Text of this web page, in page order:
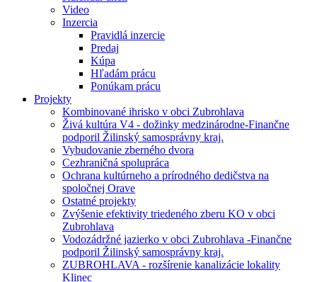
Video
Inzercia
Pravidlá inzercie
Predaj
Kúpa
Hľadám prácu
Ponúkam prácu
Projekty
Kombinované ihrisko v obci Zubrohlava
Živá kultúra V4 - dožinky medzinárodne-Finančne
podporil Žilinský samosprávny kraj.
Vybudovanie zberného dvora
Cezhraničná spolupráca
Ochrana kultúrneho a prírodného dedičstva na
spoločnej Orave
Ostatné projekty
Zvýšenie efektivity triedeného zberu KO v obci
Zubrohlava
Vodozádržné jazierko v obci Zubrohlava -Finančne
podporil Žilinský samosprávny kraj.
ZUBROHLAVA - rozšírenie kanalizácie lokality
Klinec